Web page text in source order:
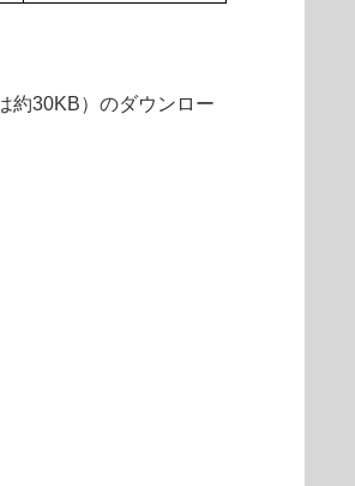
約30KB）のダウンロー